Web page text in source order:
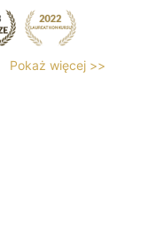
Pokaż więcej >>